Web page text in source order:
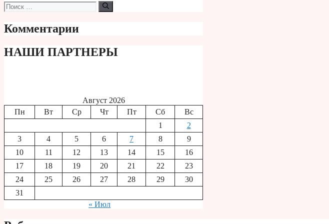
Поиск:
Комментарии
НАШИ ПАРТНЕРЫ
Август 2026
Пн
Вт Ср Чт Пт Сб
Вс
1
2
3
4 5 6 7 8
9
10
11 12 13 14 15
16
17
18 19 20 21 22
23
24
25 26 27 28 29
30
31
« Июл